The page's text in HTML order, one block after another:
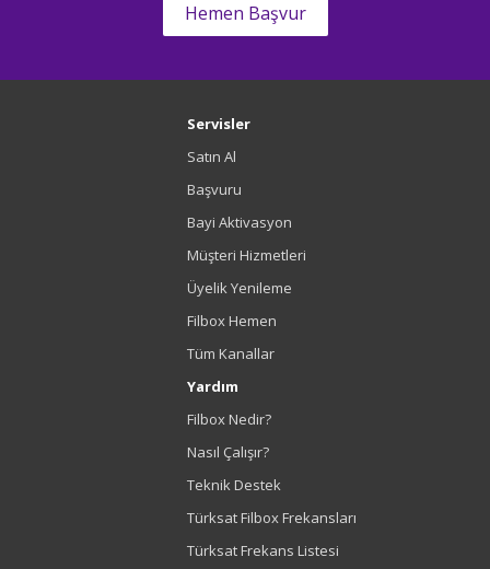
Hemen Başvur
Servisler
Satın Al
Başvuru
Bayi Aktivasyon
Müşteri Hizmetleri
Üyelik Yenileme
Filbox Hemen
Tüm Kanallar
Yardım
Filbox Nedir?
Nasıl Çalışır?
Teknik Destek
Türksat Filbox Frekansları
Türksat Frekans Listesi